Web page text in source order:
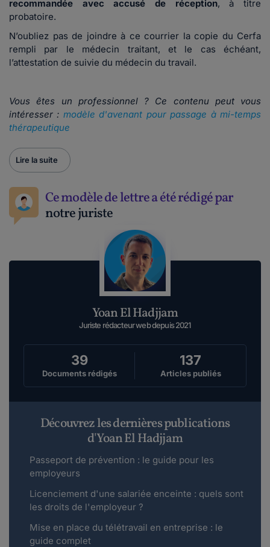
recommandée avec accusé de réception, à titre
probatoire.
N’oubliez pas de joindre à ce courrier la copie du Cerfa
rempli par le médecin traitant, et le cas échéant,
l’attestation de suivie du médecin du travail.
Vous êtes un professionnel ? Ce contenu peut vous
intéresser : modèle d'avenant pour passage à mi-temps
thérapeutique
Lire la suite
Ce modèle de lettre a été rédigé par
notre juriste
Yoan El Hadjjam
Juriste rédacteur web depuis 2021
39
Documents rédigés
137
Articles publiés
Découvrez les dernières publications
d'Yoan El Hadjjam
Passeport de prévention : le guide pour les
employeurs
Licenciement d'une salariée enceinte : quels sont
les droits de l'employeur ?
Mise en place du télétravail en entreprise : le
guide complet